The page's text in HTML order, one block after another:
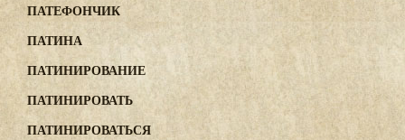
ПАТЕФОНЧИК
ПАТИНА
ПАТИНИРОВАНИЕ
ПАТИНИРОВАТЬ
ПАТИНИРОВАТЬСЯ